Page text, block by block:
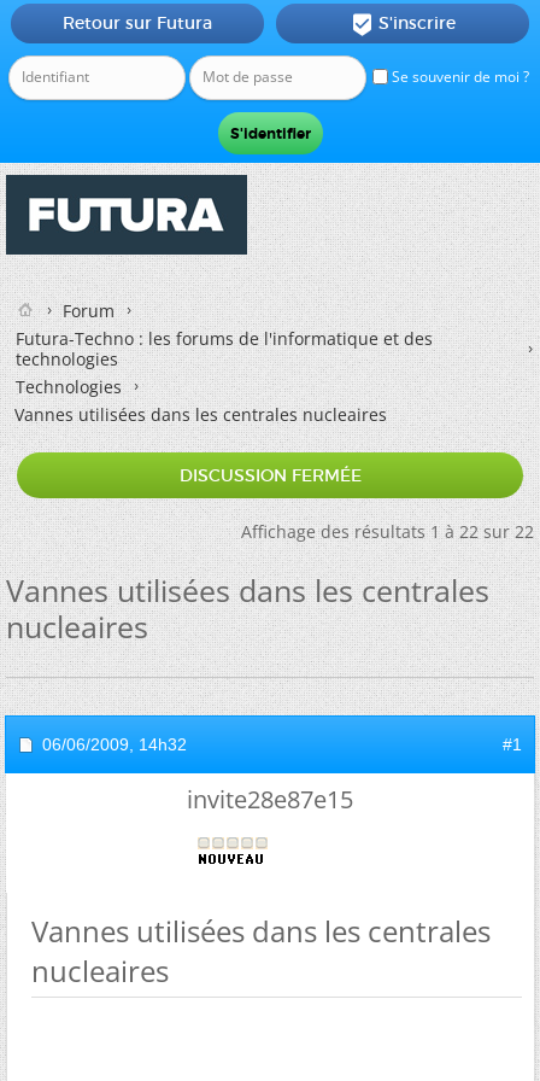
Se souvenir de moi ?
Retour sur Futura  S'inscrire
Forum
Futura-Techno : les forums de l'informatique et des
technologies
Technologies
Vannes utilisées dans les centrales nucleaires
DISCUSSION FERMÉE
Affichage des résultats 1 à 22 sur 22
Vannes utilisées dans les centrales
nucleaires
06/06/2009, 14h32 #1
invite28e87e15
Vannes utilisées dans les centrales
nucleaires